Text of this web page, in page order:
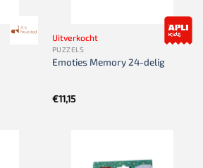
Uitverkocht
PUZZELS
Emoties Memory 24-delig
€11,15